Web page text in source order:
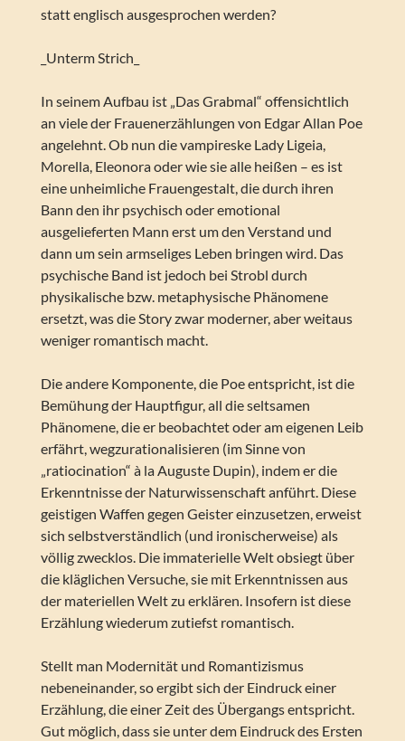
statt englisch ausgesprochen werden?
_Unterm Strich_
In seinem Aufbau ist „Das Grabmal“ offensichtlich
an viele der Frauenerzählungen von Edgar Allan Poe
angelehnt. Ob nun die vampireske Lady Ligeia,
Morella, Eleonora oder wie sie alle heißen – es ist
eine unheimliche Frauengestalt, die durch ihren
Bann den ihr psychisch oder emotional
ausgelieferten Mann erst um den Verstand und
dann um sein armseliges Leben bringen wird. Das
psychische Band ist jedoch bei Strobl durch
physikalische bzw. metaphysische Phänomene
ersetzt, was die Story zwar moderner, aber weitaus
weniger romantisch macht.
Die andere Komponente, die Poe entspricht, ist die
Bemühung der Hauptfigur, all die seltsamen
Phänomene, die er beobachtet oder am eigenen Leib
erfährt, wegzurationalisieren (im Sinne von
„ratiocination“ à la Auguste Dupin), indem er die
Erkenntnisse der Naturwissenschaft anführt. Diese
geistigen Waffen gegen Geister einzusetzen, erweist
sich selbstverständlich (und ironischerweise) als
völlig zwecklos. Die immaterielle Welt obsiegt über
die kläglichen Versuche, sie mit Erkenntnissen aus
der materiellen Welt zu erklären. Insofern ist diese
Erzählung wiederum zutiefst romantisch.
Stellt man Modernität und Romantizismus
nebeneinander, so ergibt sich der Eindruck einer
Erzählung, die einer Zeit des Übergangs entspricht.
Gut möglich, dass sie unter dem Eindruck des Ersten